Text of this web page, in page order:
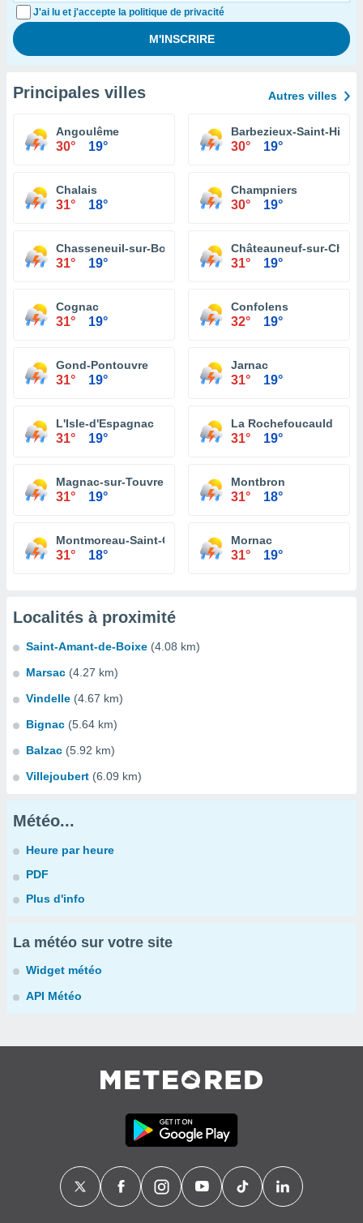
J'ai lu et j'accepte la politique de privacité
Principales villes Autres villes
Angoulême
30° 19°
Barbezieux-Saint-Hilaire
30° 19°
Chalais
31° 18°
Champniers
30° 19°
Chasseneuil-sur-Bonnieure
31° 19°
Châteauneuf-sur-
31° 19°
Cognac
31° 19°
Confolens
32° 19°
Gond-Pontouvre
31° 19°
Jarnac
31° 19°
L'Isle-d'Espagnac
31° 19°
La Rochefoucauld
31° 19°
Magnac-sur-Touvre
31° 19°
Montbron
31° 18°
Montmoreau-Saint-Cybard
31° 18°
Mornac
31° 19°
Localités à proximité
Saint-Amant-de-Boixe (4.08 km)
Marsac (4.27 km)
Vindelle (4.67 km)
Bignac (5.64 km)
Balzac (5.92 km)
Villejoubert (6.09 km)
Météo...
Heure par heure
PDF
Plus d'info
La météo sur votre site
Widget météo
API Météo